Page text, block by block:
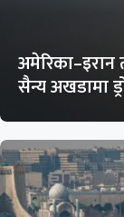
सैन्य अखडामा